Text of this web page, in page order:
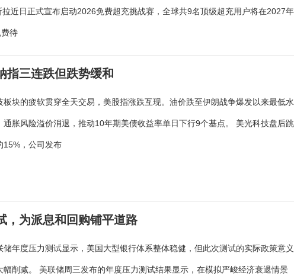
近日正式宣布启动2026免费超充挑战赛，全球共9名顶级超充用户将在2027年
待
指三连跌但跌势缓和
板块的疲软贯穿全天交易，美股指涨跌互现。油价跌至伊朗战争爆发以来最低水
通胀风险溢价消退，推动10年期美债收益率单日下行9个基点。 美光科技盘后跳
15%，公司发布
，为派息和回购铺平道路
储年度压力测试显示，美国大型银行体系整体稳健，但此次测试的实际政策意义
幅削减。 美联储周三发布的年度压力测试结果显示，在模拟严峻经济衰退情景